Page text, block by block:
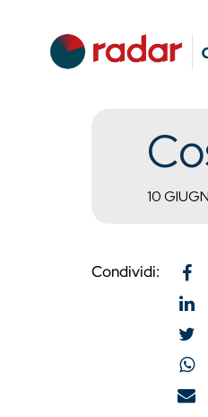
10
Condividi: